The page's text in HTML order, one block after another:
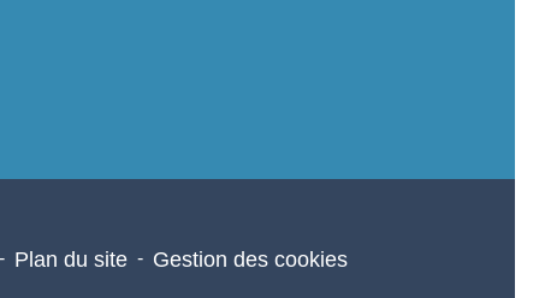
Plan du site - Gestion des cookies